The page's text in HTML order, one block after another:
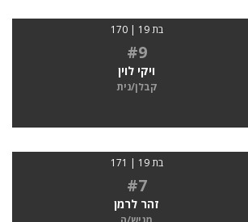
בת 19 | 170
#9
ויקי לוין
קבלן/נית
בת 19 | 171
#7
זהר לרמן